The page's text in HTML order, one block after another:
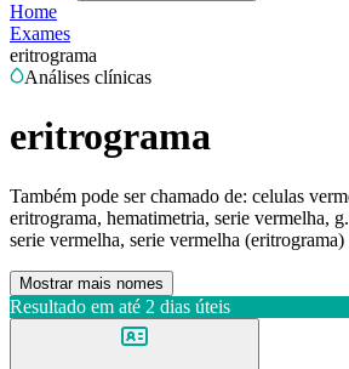
Home
Exames
eritrograma
Análises clínicas
eritrograma
Também pode ser chamado de: celulas
eritrograma, hematimetria, serie vermelha,
serie vermelha, serie vermelha (eritrograma)
Mostrar mais nomes
Resultado em até 2 dias úteis